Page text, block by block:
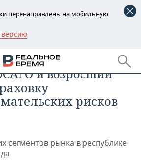
перенаправлены на мобильную
ПФО
в Татарстане: атака
и возросший
рисков
сегментов рынка в республике